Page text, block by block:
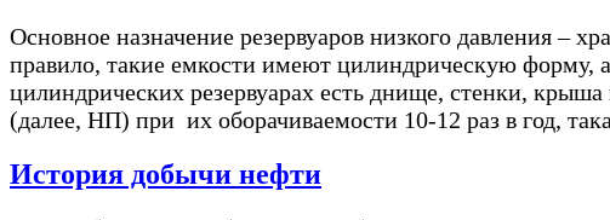
Основное назначение резервуаров низкого давления –
правило, такие емкости имеют цилиндрическую форму,
цилиндрических резервуарах есть днище, стенки,
(далее, НП) при их оборачиваемости 10-12 раз в год,
История добычи нефти